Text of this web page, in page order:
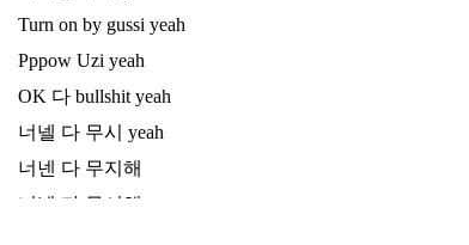
Turn on by gussi yeah
Pppow Uzi yeah
OK 다 bullshit yeah
너넬 다 무시 yeah
너넨 다 무지해
너넬 다 무시해